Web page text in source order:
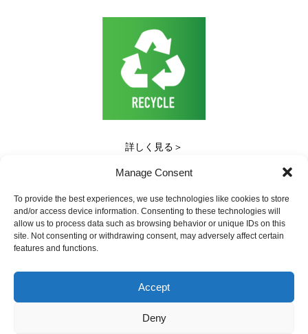
Manage Consent
To provide the best experiences, we use technologies like cookies to store
and/or access device information. Consenting to these technologies will
allow us to process data such as browsing behavior or unique IDs on this
site. Not consenting or withdrawing consent, may adversely affect certain
features and functions.
Accept
Deny
詳しく見る＞
免責事項 サイトマップ